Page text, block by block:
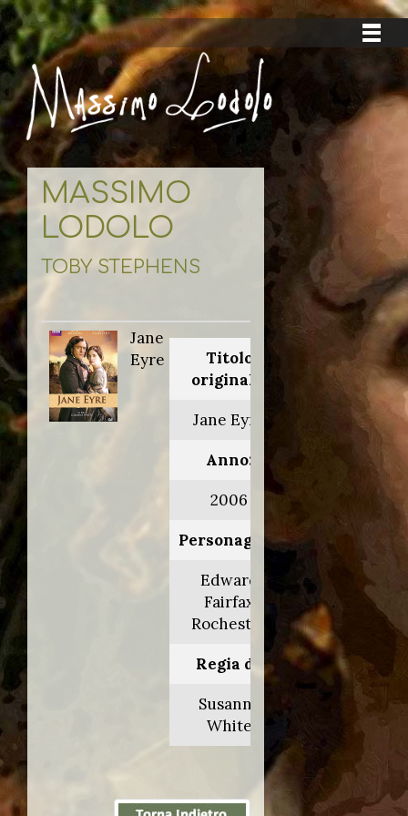
MASSIMO
LODOLO
TOBY STEPHENS
Jane
Eyre
Titolo
originale:
Jane Eyre
Anno:
2006
Personaggio:
Edward
Fairfax
Rochester
Regia di:
Susanna
White